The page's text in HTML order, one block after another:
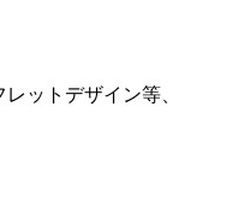
ットデザイン等、